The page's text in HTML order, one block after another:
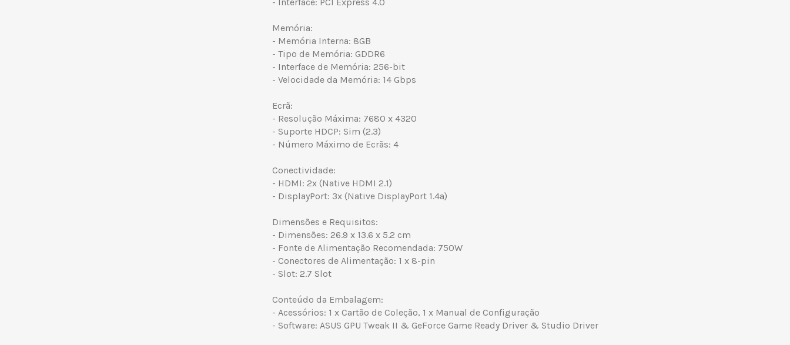
- Interface: PCI Express 4.0
Memória:
- Memória Interna: 8GB
- Tipo de Memória: GDDR6
- Interface de Memória: 256-bit
- Velocidade da Memória: 14 Gbps
Ecrã:
- Resolução Máxima: 7680 x 4320
- Suporte HDCP: Sim (2.3)
- Número Máximo de Ecrãs: 4
Conectividade:
- HDMI: 2x (Native HDMI 2.1)
- DisplayPort: 3x (Native DisplayPort 1.4a)
Dimensões e Requisitos:
- Dimensões: 26.9 x 13.6 x 5.2 cm
- Fonte de Alimentação Recomendada: 750W
- Conectores de Alimentação: 1 x 8-pin
- Slot: 2.7 Slot
Conteúdo da Embalagem:
- Acessórios: 1 x Cartão de Coleção, 1 x Manual de Configuração
- Software: ASUS GPU Tweak II & GeForce Game Ready Driver & Studio Driver